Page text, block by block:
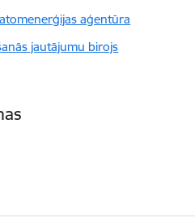
aģentūra
jautājumu birojs